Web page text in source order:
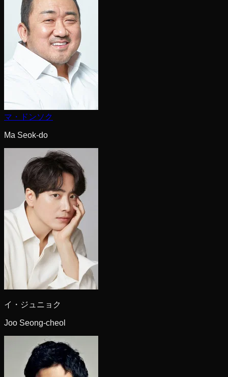
マ・ドンソク
Ma Seok-do
イ・ジュニョク
Joo Seong-cheol